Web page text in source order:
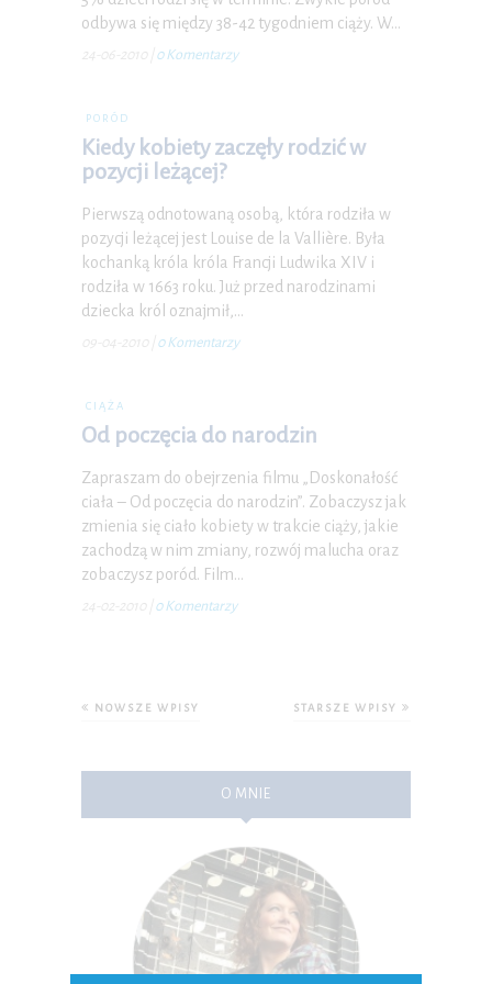
odbywa się między 38-42 tygodniem ciąży. W…
24-06-2010 0 Komentarzy
PORÓD
Kiedy kobiety zaczęły rodzić w
pozycji leżącej?
Pierwszą odnotowaną osobą, która rodziła w
pozycji leżącej jest Louise de la Vallière. Była
kochanką króla króla Francji Ludwika XIV i
rodziła w 1663 roku. Już przed narodzinami
dziecka król oznajmił,…
09-04-2010 0 Komentarzy
CIĄŻA
Od poczęcia do narodzin
Zapraszam do obejrzenia filmu „Doskonałość
ciała – Od poczęcia do narodzin”. Zobaczysz jak
zmienia się ciało kobiety w trakcie ciąży, jakie
zachodzą w nim zmiany, rozwój malucha oraz
zobaczysz poród. Film…
24-02-2010 0 Komentarzy
STARSZE WPISY
NOWSZE WPISY
O MNIE